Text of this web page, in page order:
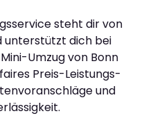
steht dir von
unterstützt dich bei
Umzug von Bonn
Preis-Leistungs-
und